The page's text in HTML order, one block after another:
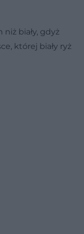
biały, gdyż
której biały ryż